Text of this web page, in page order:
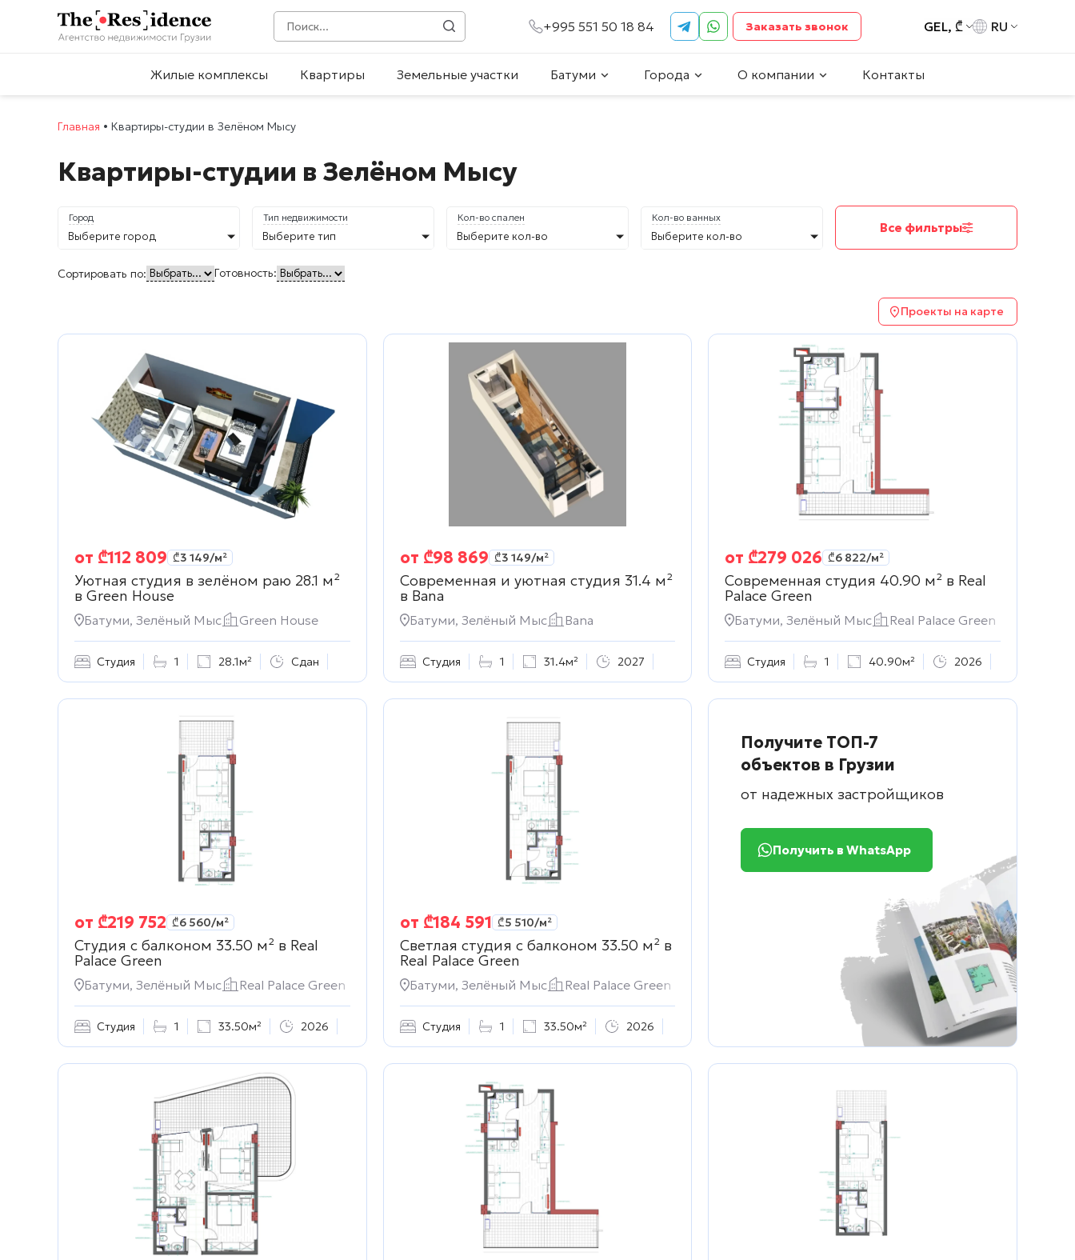
+995 551 50 18 84 Заказать звонок GEL, ₾ RU
Жилые комплексы Квартиры Земельные участки Батуми Города О компании Контакты
Главная • Квартиры-студии в Зелёном Мысу
Квартиры-студии в Зелёном Мысу
Город
Выберите город
Тип недвижимости
Выберите тип
Кол-во спален
Выберите кол-во
Кол-во ванных
Выберите кол-во
Все фильтры
Сортировать по: Готовность:
Проекты на карте
от ₾112 809 ₾3 149/м²
Уютная студия в зелёном раю 28.1 м²
в Green House
Батуми, Зелёный Мыс Green House
Студия 1 28.1м² Сдан
от ₾98 869 ₾3 149/м²
Современная и уютная студия 31.4 м²
в Bana
Батуми, Зелёный Мыс Bana
Студия 1 31.4м² 2027
от ₾279 026 ₾6 822/м²
Современная студия 40.90 м² в Real
Palace Green
Батуми, Зелёный Мыс Real Palace Green
Студия 1 40.90м² 2026
от ₾219 752 ₾6 560/м²
Студия с балконом 33.50 м² в Real
Palace Green
Батуми, Зелёный Мыс Real Palace Green
Студия 1 33.50м² 2026
от ₾184 591 ₾5 510/м²
Светлая студия с балконом 33.50 м² в
Real Palace Green
Батуми, Зелёный Мыс Real Palace Green
Студия 1 33.50м² 2026
Получите ТОП-7
объектов в Грузии
от надежных застройщиков
Получить в WhatsApp